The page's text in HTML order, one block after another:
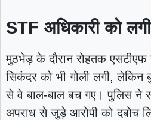
STF अधिकारी को
मुठभेड़ के दौरान रोहतक
सिकंदर को भी गोली लगी,
से वे बाल-बाल बच गए। पुलिस ने
अपराध से जुड़े आरोपी को दबोच